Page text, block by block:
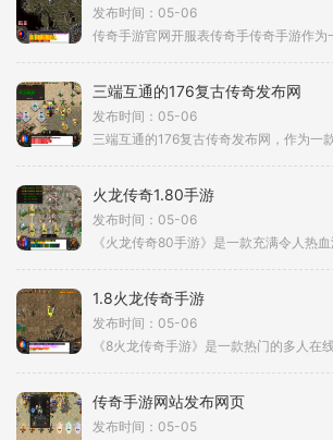
发布时间：05-06
三端互通的176复古传奇发布网
发布时间：05-06
火龙传奇1.80手游
发布时间：05-06
1.8火龙传奇手游
发布时间：05-06
传奇手游网站发布网页
发布时间：05-05